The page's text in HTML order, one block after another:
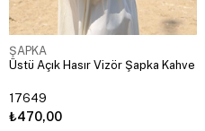
ŞAPKA
Üstü Açık Hasır Vizör Şapka Kahve
17649
₺470,00